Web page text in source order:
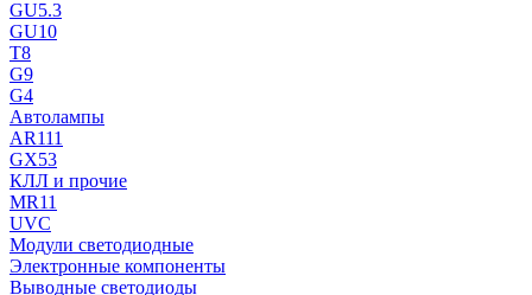
GU5.3
GU10
T8
G9
G4
Автолампы
AR111
GX53
КЛЛ и прочие
MR11
UVC
Модули светодиодные
Электронные компоненты
Выводные светодиоды